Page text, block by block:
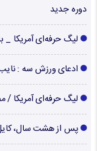
دوره جدید
لیگ حرفه‌ای آمریکا
ادعای ورزش سه : نایب
لیگ حرفه‌ای آمریکا /
پس از هشت سال،